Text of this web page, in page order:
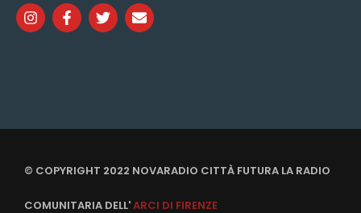
© COPYRIGHT 2022 NOVARADIO CITTÀ FUTURA LA RADIO
COMUNITARIA DELL'ARCI DI FIRENZE